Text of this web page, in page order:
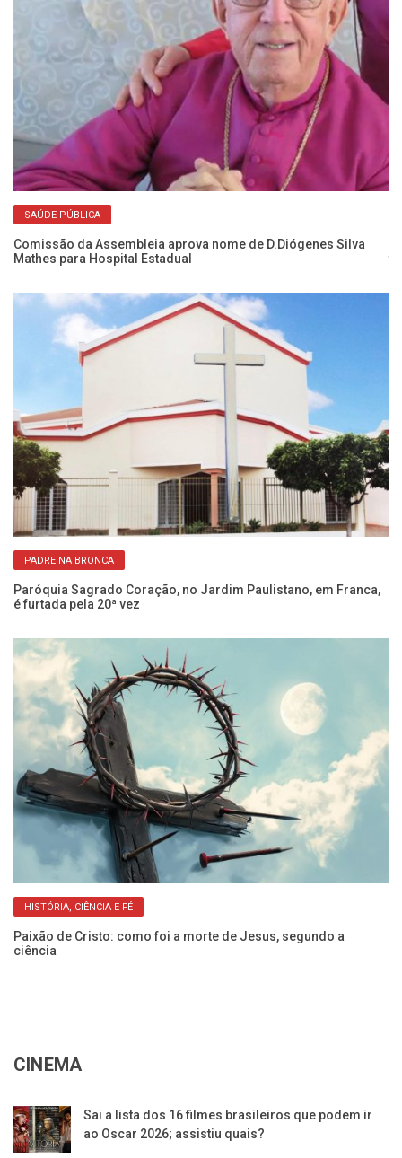
SAÚDE PÚBLICA
Comissão da Assembleia aprova nome de D.Diógenes Silva
Mathes para Hospital Estadual
PADRE NA BRONCA
Paróquia Sagrado Coração, no Jardim Paulistano, em Franca,
é furtada pela 20ª vez
HISTÓRIA, CIÊNCIA E FÉ
Paixão de Cristo: como foi a morte de Jesus, segundo a
ciência
CINEMA
Sai a lista dos 16 filmes brasileiros que podem ir
ao Oscar 2026; assistiu quais?